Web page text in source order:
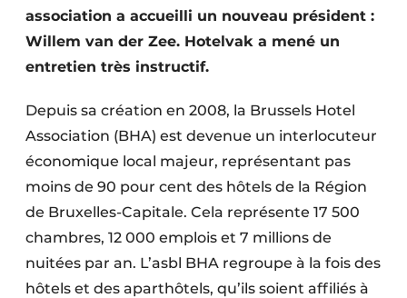
association a accueilli un nouveau président :
Willem van der Zee. Hotelvak a mené un
entretien très instructif.
Depuis sa création en 2008, la Brussels Hotel
Association (BHA) est devenue un interlocuteur
économique local majeur, représentant pas
moins de 90 pour cent des hôtels de la Région
de Bruxelles-Capitale. Cela représente 17 500
chambres, 12 000 emplois et 7 millions de
nuitées par an. L’asbl BHA regroupe à la fois des
hôtels et des aparthôtels, qu’ils soient affiliés à